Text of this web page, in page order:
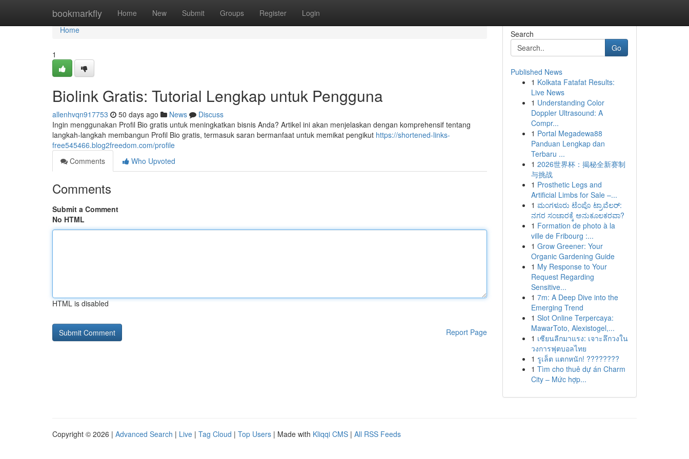
bookmarkfly Home New Submit Groups Register Login
Home
Home
1
Biolink Gratis: Tutorial Lengkap untuk Pengguna
allenhvqn917753 50 days ago News
Discuss
Ingin menggunakan Profil Bio gratis untuk meningkatkan bisnis Anda? Artikel ini akan menjelaskan dengan komprehensif tentang
langkah-langkah membangun Profil Bio gratis, termasuk saran bermanfaat untuk memikat pengikut https://shortened-links-
free545466.blog2freedom.com/profile
Comments
Who Upvoted
Comments
Submit a Comment
No HTML
HTML is disabled
Report Page
Search
Go
Published News
1 Kolkata Fatafat Results:
Live News
1 Understanding Color
Doppler Ultrasound: A
Compr...
1 Portal Megadewa88
Panduan Lengkap dan
Terbaru ...
1 2026世界杯：揭秘全新赛制
与挑战
1 Prosthetic Legs and
Artificial Limbs for Sale –...
1 ಮಂಗಳೂರು ಟೆಂಪೊ ಟ್ರಾವೆಲರ್:
ನಗರ ಸಂಚಾರಕ್ಕೆ ಅನುಕೂಲಕರವಾ?
1 Formation de photo à la
ville de Fribourg :...
1 Grow Greener: Your
Organic Gardening Guide
1 My Response to Your
Request Regarding
Sensitive...
1 7m: A Deep Dive into the
Emerging Trend
1 Slot Online Terpercaya:
MawarToto, Alexistogel,...
1 เซียนลีกมาแรง: เจาะลึกวงใน
วงการฟุตบอลไทย
1 รูเล็ต แตกหนัก! ????????
1 Tìm cho thuê dự án Charm
City – Mức hợp...
Copyright © 2026 | Advanced Search | Live | Tag Cloud | Top Users | Made with Kliqqi CMS | All RSS Feeds